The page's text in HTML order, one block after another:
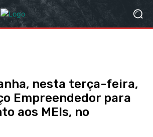
nesta terça-feira,
Empreendedor para
aos MEIs, no